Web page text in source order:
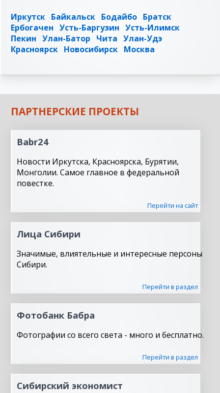
Иркутск Байкальск Бодайбо Братск
Ербогачен Усть-Баргузин Усть-Илимск
Пекин Улан-Батор Чита Улан-Удэ
Красноярск Новосибирск Москва
ПАРТНЕРСКИЕ ПРОЕКТЫ
Babr24
Новости Иркутска, Красноярска, Бурятии,
Монголии. Самое главное в федеральной
повестке.
Перейти на сайт
Лица Сибири
Значимые, влиятельные и интересные персоны
Сибири.
Перейти в раздел
Фотобанк Бабра
Фотографии со всего света - много и бесплатно.
Перейти в раздел
Сибирский экономист